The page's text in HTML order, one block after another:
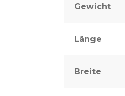
Gewicht
Länge
Breite